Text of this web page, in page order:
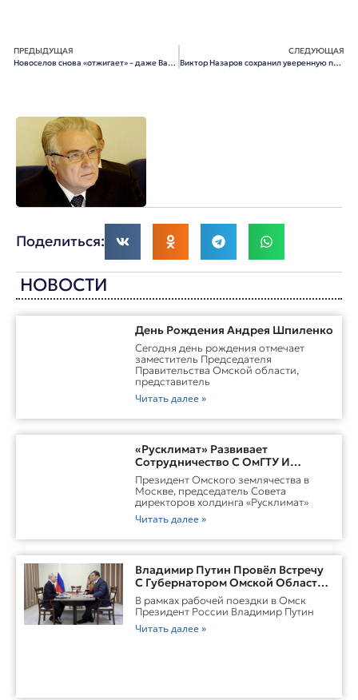
ПРЕДЫДУЩАЯ
Новоселов снова «отжигает» – даже Варнавский в шоке
СЛЕДУЮЩАЯ
Виктор Назаров сохранил уверенную позицию в рейтинге политической выживаемости губернаторов
Поделиться:
НОВОСТИ
День Рождения Андрея Шпиленко
Cегодня день рождения отмечает
заместитель Председателя
Правительства Омской области,
представитель
Читать далее »
«Русклимат» Развивает
Сотрудничество С ОмГТУ И
Участвует В Обновлении
Городской Среды Омска
Президент Омского землячества в
Москве, председатель Совета
директоров холдинга «Русклимат»
Читать далее »
Владимир Путин Провёл Встречу
С Губернатором Омской Области
Виталием ХоценкоИсточник
В рамках рабочей поездки в Омск
Президент России Владимир Путин
Читать далее »